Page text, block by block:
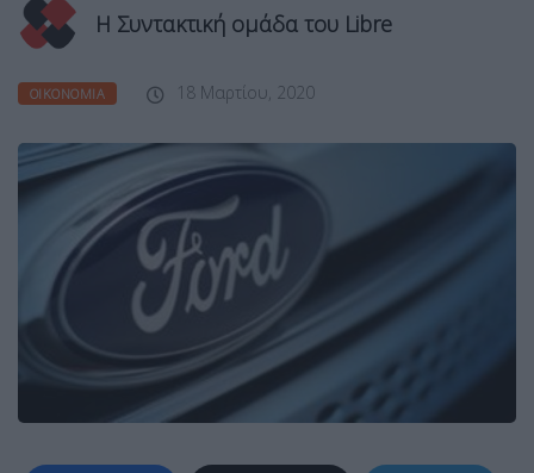
Η Συντακτική ομάδα του Libre
ΟΙΚΟΝΟΜΊΑ 18 Μαρτίου, 2020